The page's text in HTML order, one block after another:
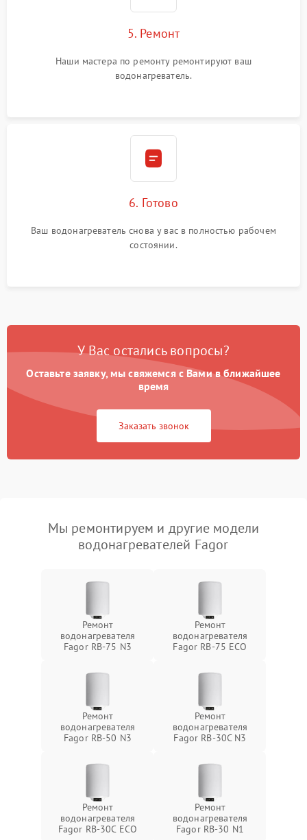
5. Ремонт
Наши мастера по ремонту ремонтируют ваш
водонагреватель.
6. Готово
Ваш водонагреватель снова у вас в полностью рабочем
состоянии.
У Вас остались вопросы?
Оставьте заявку, мы свяжемся с Вами в ближайшее
время
Заказать звонок
Мы ремонтируем и другие модели
водонагревателей Fagor
Ремонт
водонагревателя
Fagor RB-75 N3
Ремонт
водонагревателя
Fagor RB-75 ECO
Ремонт
водонагревателя
Fagor RB-50 N3
Ремонт
водонагревателя
Fagor RB-30C N3
Ремонт
водонагревателя
Fagor RB-30C ECO
Ремонт
водонагревателя
Fagor RB-30 N1